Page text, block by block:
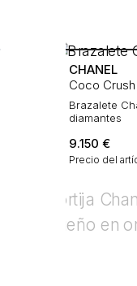
CHANEL
Coco Crush
Brazalete
diamantes
9.150 €
Precio del